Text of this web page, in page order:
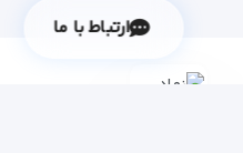
ارتباط با ما